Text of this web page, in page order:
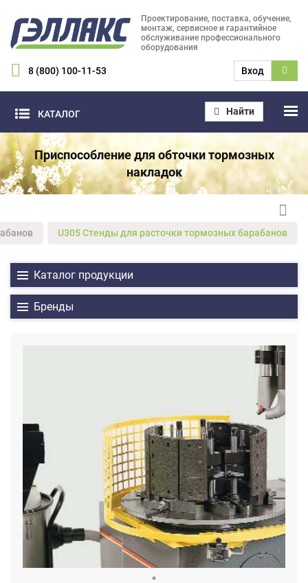
Проектирование, поставка, обучение,
монтаж, сервисное и гарантийное
обслуживание профессионального
оборудования
8 (800) 100-11-53 Вход
КАТАЛОГ Найти
Приспособление для обточки тормозных
накладок
U305 Стенды для расточки тормозных барабанов
Каталог продукции
Бренды